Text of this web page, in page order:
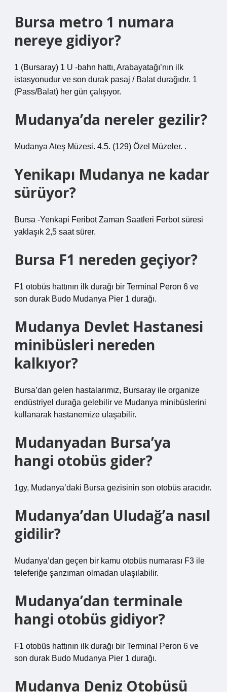
Bursa metro 1 numara
nereye gidiyor?
1 (Bursaray) 1 U -bahn hattı, Arabayatağı’nın ilk
istasyonudur ve son durak pasaj / Balat durağıdır. 1
(Pass/Balat) her gün çalışıyor.
Mudanya’da nereler gezilir?
Mudanya Ateş Müzesi. 4.5. (129) Özel Müzeler. .
Yenikapı Mudanya ne kadar
sürüyor?
Bursa -Yenkapi Feribot Zaman Saatleri Ferbot süresi
yaklaşık 2,5 saat sürer.
Bursa F1 nereden geçiyor?
F1 otobüs hattının ilk durağı bir Terminal Peron 6 ve
son durak Budo Mudanya Pier 1 durağı.
Mudanya Devlet Hastanesi
minibüsleri nereden
kalkıyor?
Bursa’dan gelen hastalarımız, Bursaray ile organize
endüstriyel durağa gelebilir ve Mudanya minibüslerini
kullanarak hastanemize ulaşabilir.
Mudanyadan Bursa’ya
hangi otobüs gider?
1gy, Mudanya’daki Bursa gezisinin son otobüs aracıdır.
Mudanya’dan Uludağ’a nasıl
gidilir?
Mudanya’dan geçen bir kamu otobüs numarası F3 ile
teleferiğe şanzıman olmadan ulaşılabilir.
Mudanya’dan terminale
hangi otobüs gidiyor?
F1 otobüs hattının ilk durağı bir Terminal Peron 6 ve
son durak Budo Mudanya Pier 1 durağı.
Mudanya Deniz Otobüsü